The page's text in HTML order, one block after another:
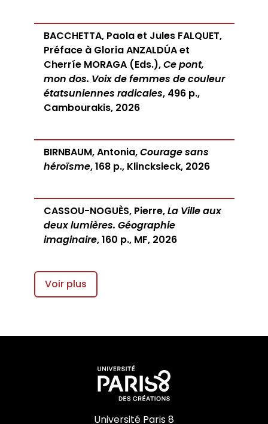
BACCHETTA, Paola et Jules FALQUET,
Préface à Gloria ANZALDÚA et
Cherríe MORAGA (Eds.),Ce pont,
mon dos. Voix de femmes de couleur
étatsuniennes radicales, 496 p.,
Cambourakis, 2026
BIRNBAUM, Antonia,Courage sans
héroïsme, 168 p., Klincksieck, 2026
CASSOU-NOGUÈS, Pierre,La Ville aux
deux lumières. Géographie
imaginaire, 160 p., MF, 2026
Voir plus
Université Paris 8